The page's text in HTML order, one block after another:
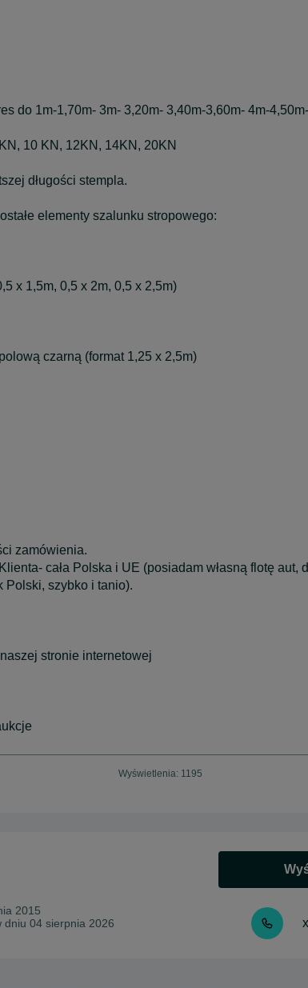
do 1m-1,70m- 3m- 3,20m- 3,40m-3,60m- 4m-
10 KN, 12KN, 14KN, 20KN
długości stempla.
elementy szalunku stropowego:
x 1,5m, 0,5 x 2m, 0,5 x 2,5m)
czarną (format 1,25 x 2,5m)
zamówienia.
cała Polska i UE (posiadam własną flotę aut,
Polski, szybko i tanio).
stronie internetowej
Wyświetlenia: 1195
2015
dniu 04 sierpnia 2026